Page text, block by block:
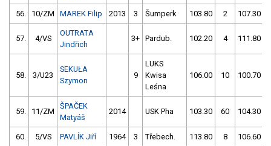
56. 10/ZM MAREK Filip 2013 3 Šumperk 103.80 2 107.30
57. 4/VS
OUTRATA
Jindřich
3+ Pardub. 102.20 4 111.80
58. 3/U23
SEKUŁA
Szymon
9
LUKS
Kwisa
Leśna
106.00 10 100.70
59. 11/ZM
ŠPAČEK
Matyáš
2014 USK Pha 103.30 60 104.30
60. 5/VS PAVLÍK Jiří 1964 3 Třebech. 113.80 8 106.60